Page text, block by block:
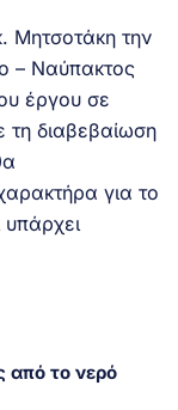
Μητσοτάκη την
– Ναύπακτος
έργου σε
τη διαβεβαίωση
για το
υπάρχει
από το νερό